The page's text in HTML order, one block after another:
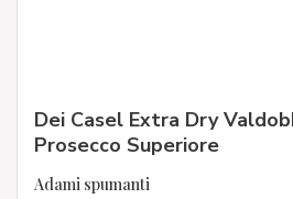
Dei Casel Extra Dry
Prosecco Superiore
Adami spumanti